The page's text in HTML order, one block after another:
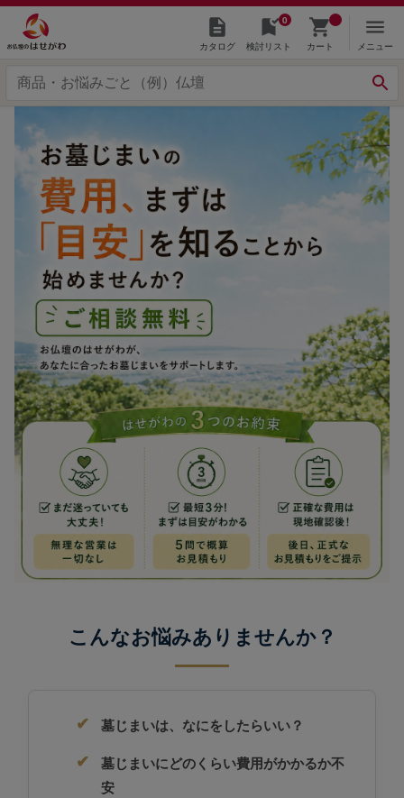
カタログ
0
検討リスト カート メニュー
こんなお悩みありませんか？
墓じまいは、なにをしたらいい？
墓じまいにどのくらい費用がかかるか不
安